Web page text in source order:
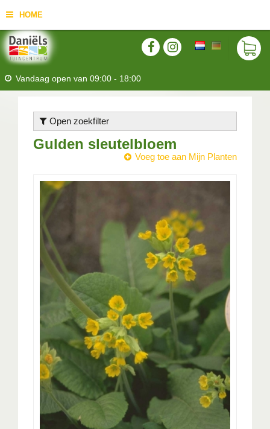
HOME
Vandaag open van 09:00 - 18:00
Open zoekfilter
Gulden sleutelbloem
Voeg toe aan Mijn Planten